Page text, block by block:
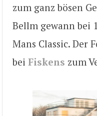
zum ganz bösen
Bellm gewann bei
Mans Classic. Der
bei Fiskens zum